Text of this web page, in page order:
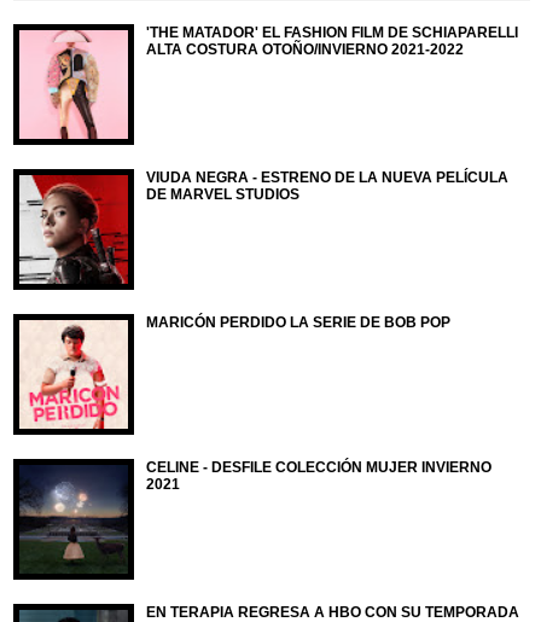
'THE MATADOR' EL FASHION FILM DE SCHIAPARELLI
ALTA COSTURA OTOÑO/INVIERNO 2021-2022
VIUDA NEGRA - ESTRENO DE LA NUEVA PELÍCULA
DE MARVEL STUDIOS
MARICÓN PERDIDO LA SERIE DE BOB POP
CELINE - DESFILE COLECCIÓN MUJER INVIERNO
2021
EN TERAPIA REGRESA A HBO CON SU TEMPORADA